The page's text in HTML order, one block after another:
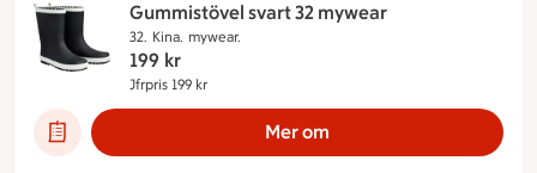
Gummistövel svart 32 mywear
32. Kina. mywear.
199 kr
Jfrpris 199 kr
Mer om